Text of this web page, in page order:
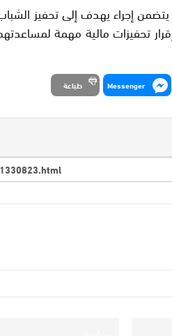
تحفيزات مالية مهمة
Messenger طباعة